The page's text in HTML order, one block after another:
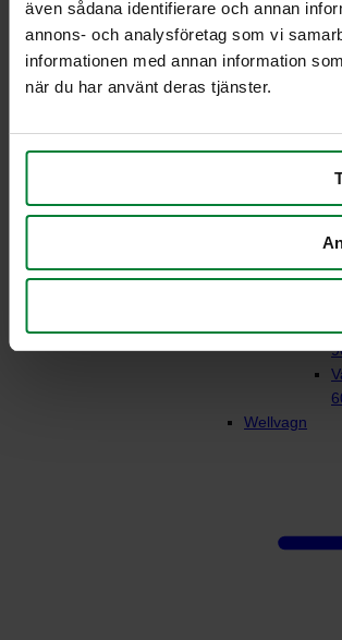
även sådana identifierare och annan
annons- och analysföretag som vi
informationen med annan information
när du har använt deras tjänster.
x
Wellvagn